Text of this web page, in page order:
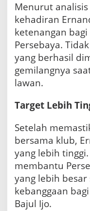
Menurut
kehadiran
ketenangan
Persebaya.
yang berhasil
gemilangnya
lawan.
Target Lebih
Setelah
bersama klub,
yang lebih
membantu
yang lebih
kebanggaan
Bajul Ijo.